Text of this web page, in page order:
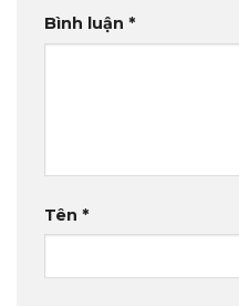
Bình luận *
Tên *